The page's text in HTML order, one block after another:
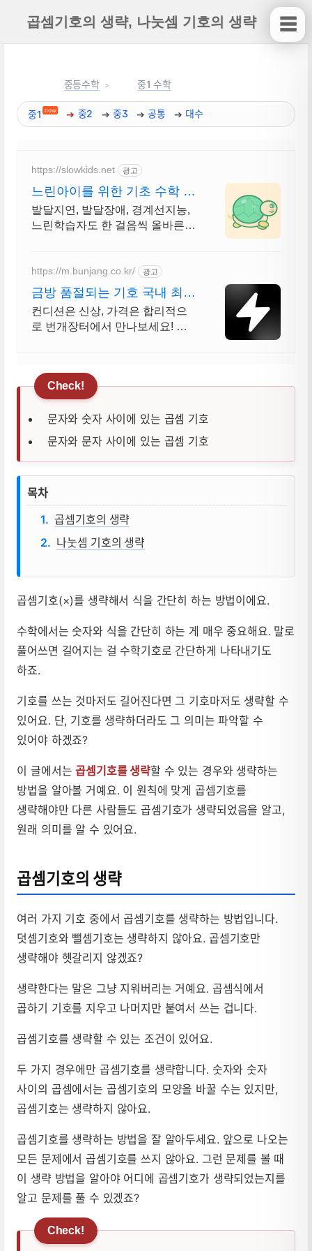
곱셈기호의 생략, 나눗셈 기호의 생략
중등수학 중1 수학
중1 now 중2 중3 공통 대수
https://slowkids.net 광고
느린아이를 위한 기초 수학 직
접 교육 경험으로 만든 앱
발달지연, 발달장애, 경계선지능,
느린학습자도 한 걸음씩 올바른
다면
https://m.bunjang.co.kr/ 광고
금방 품절되는 기호 국내 최대
브랜드 중고거래
컨디션은 신상, 가격은 합리적으
로 번개장터에서 만나보세요! 전
상품 업로드
문자와 숫자 사이에 있는 곱셈 기호
문자와 문자 사이에 있는 곱셈 기호
곱셈기호의 생략, 나눗셈 기호의 생략
목차
곱셈기호의 생략
나눗셈 기호의 생략
곱셈기호(×)를 생략해서 식을 간단히 하는 방법이에요.
수학에서는 숫자와 식을 간단히 하는 게 매우 중요해요. 말로
풀어쓰면 길어지는 걸 수학기호로 간단하게 나타내기도
하죠.
기호를 쓰는 것마저도 길어진다면 그 기호마저도 생략할 수
있어요. 단, 기호를 생략하더라도 그 의미는 파악할 수
있어야 하겠죠?
이 글에서는곱셈기호를 생략할 수 있는 경우와 생략하는
방법을 알아볼 거예요. 이 원칙에 맞게 곱셈기호를
생략해야만 다른 사람들도 곱셈기호가 생략되었음을 알고,
원래 의미를 알 수 있어요.
곱셈기호의 생략
여러 가지 기호 중에서 곱셈기호를 생략하는 방법입니다.
덧셈기호와 뺄셈기호는 생략하지 않아요. 곱셈기호만
생략해야 헷갈리지 않겠죠?
생략한다는 말은 그냥 지워버리는 거예요. 곱셈식에서
곱하기 기호를 지우고 나머지만 붙여서 쓰는 겁니다.
곱셈기호를 생략할 수 있는 조건이 있어요.
두 가지 경우에만 곱셈기호를 생략합니다. 숫자와 숫자
사이의 곱셈에서는 곱셈기호의 모양을 바꿀 수는 있지만,
곱셈기호는 생략하지 않아요.
곱셈기호를 생략하는 방법을 잘 알아두세요. 앞으로 나오는
모든 문제에서 곱셈기호를 쓰지 않아요. 그런 문제를 볼 때
이 생략 방법을 알아야 어디에 곱셈기호가 생략되었는지를
알고 문제를 풀 수 있겠죠?
☰